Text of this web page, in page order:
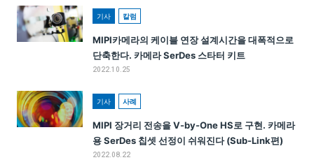
기사 칼럼
MIPI카메라의 케이블 연장 설계시간을 대폭적으로
단축한다. 카메라 SerDes 스타터 키트
2022.10.25
기사 사례
MIPI 장거리 전송을 V-by-One HS로 구현. 카메라
용 SerDes 칩셋 선정이 쉬워진다 (Sub-Link편)
2022.08.22